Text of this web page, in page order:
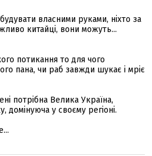
власними руками, ніхто за
китайці, вони можуть...
потикання то для чого
пана, чи раб завжди шукає і мріє
потрібна Велика Україна,
у своєму регіоні.